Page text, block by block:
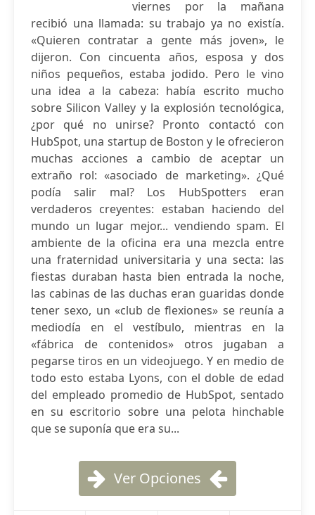
viernes por la mañana
recibió una llamada: su trabajo ya no existía.
«Quieren contratar a gente más joven», le
dijeron. Con cincuenta años, esposa y dos
niños pequeños, estaba jodido. Pero le vino
una idea a la cabeza: había escrito mucho
sobre Silicon Valley y la explosión tecnológica,
¿por qué no unirse? Pronto contactó con
HubSpot, una startup de Boston y le ofrecieron
muchas acciones a cambio de aceptar un
extraño rol: «asociado de marketing». ¿Qué
podía salir mal? Los HubSpotters eran
verdaderos creyentes: estaban haciendo del
mundo un lugar mejor... vendiendo spam. El
ambiente de la oficina era una mezcla entre
una fraternidad universitaria y una secta: las
fiestas duraban hasta bien entrada la noche,
las cabinas de las duchas eran guaridas donde
tener sexo, un «club de flexiones» se reunía a
mediodía en el vestíbulo, mientras en la
«fábrica de contenidos» otros jugaban a
pegarse tiros en un videojuego. Y en medio de
todo esto estaba Lyons, con el doble de edad
del empleado promedio de HubSpot, sentado
en su escritorio sobre una pelota hinchable
que se suponía que era su...
Ver Opciones